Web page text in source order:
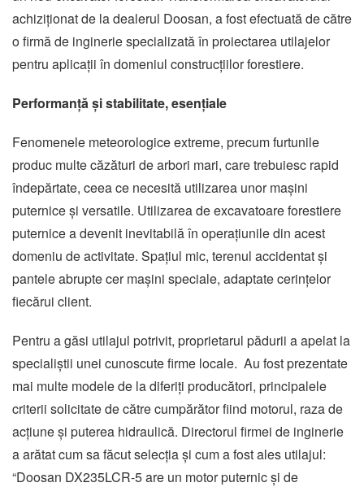
achiziționat de la dealerul Doosan, a fost efectuată de către
o firmă de inginerie specializată în proiectarea utilajelor
pentru aplicații în domeniul construcțiilor forestiere.
Performanță și stabilitate, esențiale
Fenomenele meteorologice extreme, precum furtunile
produc multe căzături de arbori mari, care trebuiesc rapid
îndepărtate, ceea ce necesită utilizarea unor mașini
puternice și versatile. Utilizarea de excavatoare forestiere
puternice a devenit inevitabilă în operațiunile din acest
domeniu de activitate. Spațiul mic, terenul accidentat și
pantele abrupte cer mașini speciale, adaptate cerințelor
fiecărui client.
Pentru a găsi utilajul potrivit, proprietarul pădurii a apelat la
specialiștii unei cunoscute firme locale. Au fost prezentate
mai multe modele de la diferiți producători, principalele
criterii solicitate de către cumpărător fiind motorul, raza de
acțiune și puterea hidraulică. Directorul firmei de inginerie
a arătat cum sa făcut selecția și cum a fost ales utilajul:
“Doosan DX235LCR-5 are un motor puternic și de